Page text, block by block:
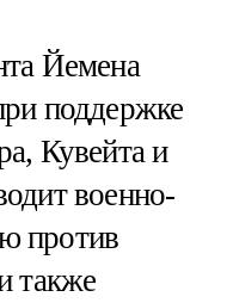
Йемена
поддержке
Кувейта и
военно-
против
также